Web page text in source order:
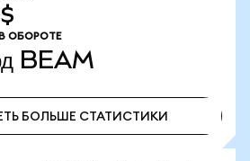
ОБОРОТЕ
BEAM
БОЛЬШЕ СТАТИСТИКИ